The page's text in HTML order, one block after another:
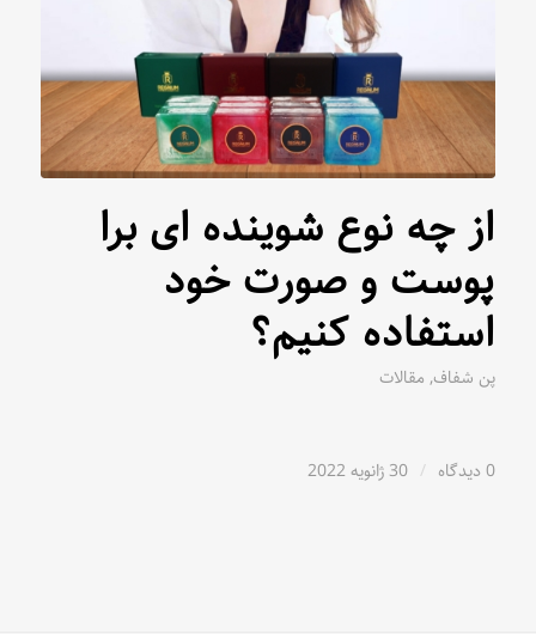
از چه نوع شوینده ای برا
پوست و صورت خود
استفاده کنیم؟
پن شفاف, مقالات
0 دیدگاه / 30 ژانویه 2022